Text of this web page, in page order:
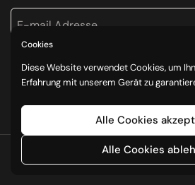
FOLGE UNS
FacebookInstagram
Urheberrecht © 2026 Symbio
Powered by Shopify
Cookies
Diese Website verwendet Cookies, um
Erfahrung mit unserem Gerät zu
Alle Cookies
Alle Cookies